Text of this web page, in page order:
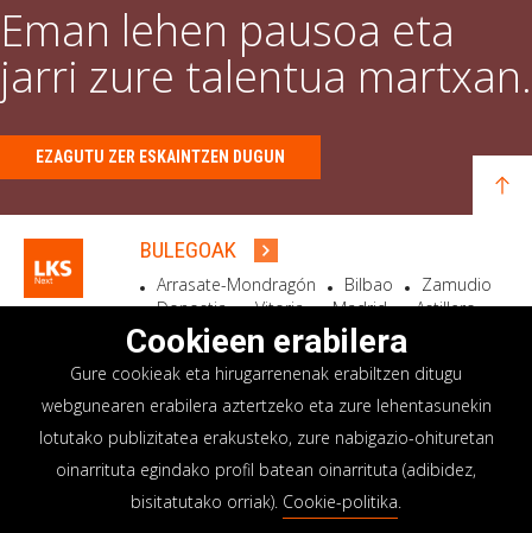
Eman lehen pausoa eta
jarri zure talentua martxan.
EZAGUTU ZER ESKAINTZEN DUGUN
BULEGOAK
Arrasate-Mondragón Bilbao
Zamudio
Donostia
Vitoria Madrid
Astillero
Bidart
EGOITZA SOZIALA
Goiru, 7 Arrasate-Mondragón
CP 20500 GIPUZKOA – SPAIN
+34 900 84 14 14
info@lksnext.com
Cookieen erabilera
Gure cookieak eta hirugarrenenak erabiltzen ditugu
webgunearen erabilera aztertzeko eta zure lehentasunekin
lotutako publizitatea erakusteko, zure nabigazio-ohituretan
oinarrituta egindako profil batean oinarrituta (adibidez,
bisitatutako orriak). Cookie-politika.